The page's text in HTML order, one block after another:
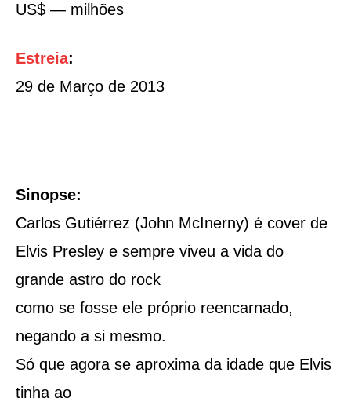
US$ — milhões
Estreia:
29 de Março de 2013
Sinopse:
Carlos Gutiérrez (John McInerny) é cover de
Elvis Presley e sempre viveu a vida do
grande astro do rock
como se fosse ele próprio reencarnado,
negando a si mesmo.
Só que agora se aproxima da idade que Elvis
tinha ao